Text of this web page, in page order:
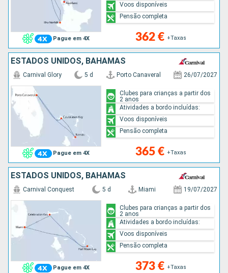
Pague em 4X 362 € +Taxas
Voos disponíveis
Pensão completa
ESTADOS UNIDOS, BAHAMAS
Pague em 4X
Carnival Glory 5 d Porto Canaveral 26/07/2027
365 € +Taxas
Clubes para crianças a partir dos
2 anos
Atividades a bordo incluídas:
Voos disponíveis
Pensão completa
ESTADOS UNIDOS, BAHAMAS
Pague em 4X
Carnival Conquest 5 d Miami 19/07/2027
373 € +Taxas
Clubes para crianças a partir dos
2 anos
Atividades a bordo incluídas:
Voos disponíveis
Pensão completa